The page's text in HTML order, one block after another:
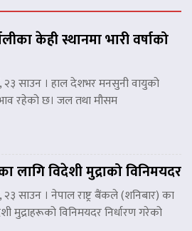
केही स्थानमा भारी वर्षाको
२३ साउन । हाल देशभर मनसुनी वायुको
रहेको छ। जल तथा मौसम
विदेशी मुद्राको विनिमयदर
२३ साउन । नेपाल राष्ट्र बैंकले (शनिबार) का
मुद्राहरूको विनिमयदर निर्धारण गरेको